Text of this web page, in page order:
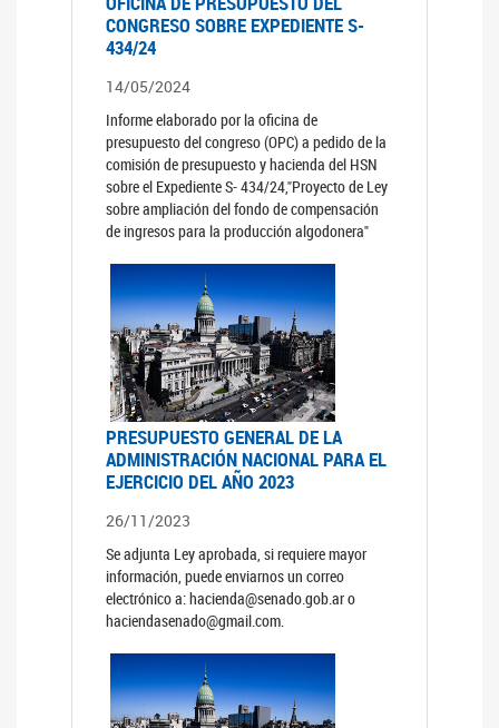
CONGRESO SOBRE EXPEDIENTE S-
434/24
14/05/2024
Informe elaborado por la oficina de
presupuesto del congreso (OPC) a pedido de la
comisión de presupuesto y hacienda del HSN
sobre el Expediente S- 434/24,"Proyecto de Ley
sobre ampliación del fondo de compensación
de ingresos para la producción algodonera"
PRESUPUESTO GENERAL DE LA
ADMINISTRACIÓN NACIONAL PARA EL
EJERCICIO DEL AÑO 2023
26/11/2023
Se adjunta Ley aprobada, si requiere mayor
información, puede enviarnos un correo
electrónico a: hacienda@senado.gob.ar o
haciendasenado@gmail.com.